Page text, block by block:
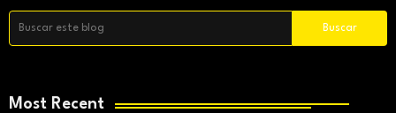
Most Recent